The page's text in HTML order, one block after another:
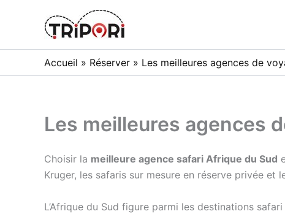
Accueil » Réserver » Les meilleures agences de
Les meilleures agences
Choisir la meilleure agence safari Afrique du Sud
Kruger, les safaris sur mesure en réserve privée
L’Afrique du Sud figure parmi les destinations